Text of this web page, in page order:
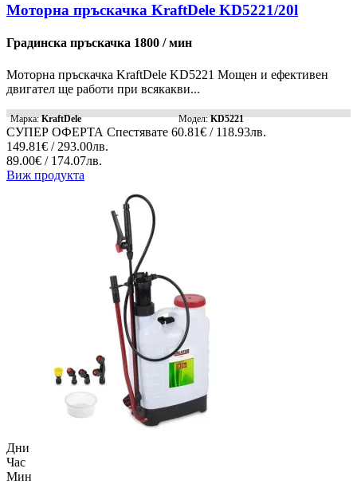
Моторна пръскачка KraftDele KD5221/20l
Градинска пръскачка 1800 / мин
Моторна пръскачка KraftDele KD5221 Мощен и ефективен
двигател ще работи при всякакви...
Марка:KraftDele Модел:KD5221
СУПЕР ОФЕРТА Спестявате 60.81€ / 118.93лв.
149.81€ / 293.00лв.
89.00€ / 174.07лв.
Виж продукта
Дни
Час
Мин